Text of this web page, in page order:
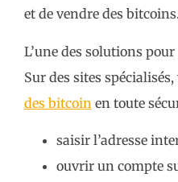
et de vendre des
L’une des solutions
Sur des sites
des bitcoin en toute
saisir l’adresse
ouvrir un compte